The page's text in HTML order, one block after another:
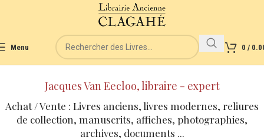
Menu 0 /
Jacques Van Eecloo, libraire - expert
Achat / Vente : Livres anciens, livres modernes, reliures
de collection, manuscrits, affiches, photographies,
archives, documents ...